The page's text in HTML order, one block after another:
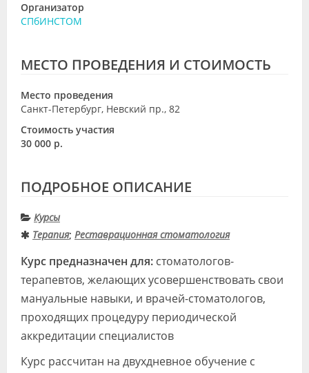
Организатор
СПбИНСТОМ
МЕСТО ПРОВЕДЕНИЯ И СТОИМОСТЬ
Место проведения
Санкт-Петербург, Невский пр., 82
Стоимость участия
30 000 р.
ПОДРОБНОЕ ОПИСАНИЕ
Курсы
Терапия; Реставрационная стоматология
Курс предназначен для: стоматологов-
терапевтов, желающих усовершенствовать свои
мануальные навыки, и врачей-стоматологов,
проходящих процедуру периодической
аккредитации специалистов
Курс рассчитан на двухдневное обучение с